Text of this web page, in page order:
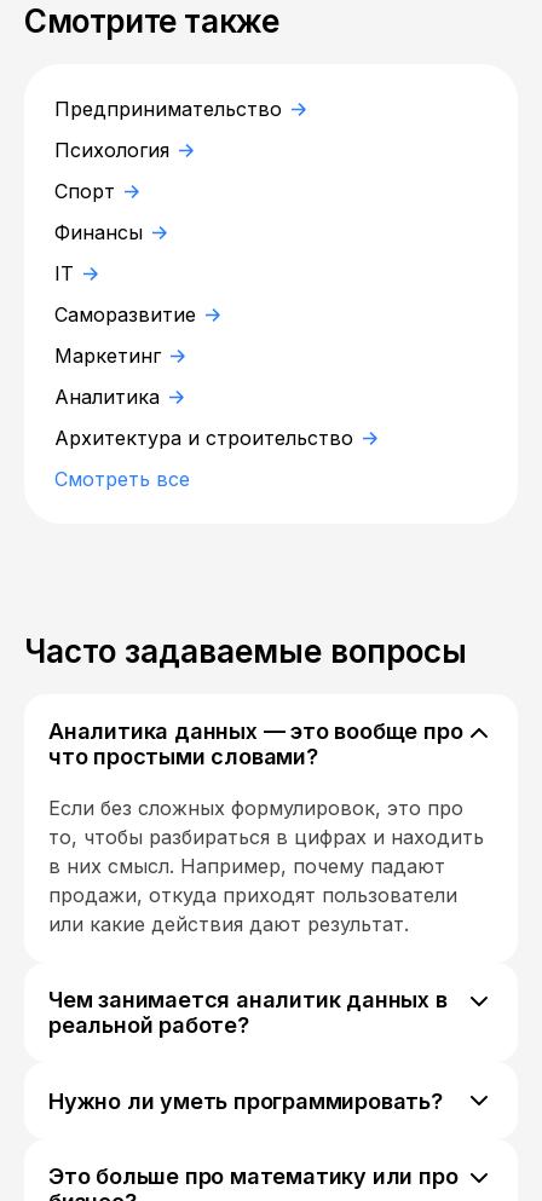
Смотрите также
Предпринимательство
Психология
Спорт
Финансы
IT
Саморазвитие
Маркетинг
Аналитика
Архитектура и строительство
Смотреть все
Часто задаваемые вопросы
Аналитика данных — это вообще про
что простыми словами?
Если без сложных формулировок, это про
то, чтобы разбираться в цифрах и находить
в них смысл. Например, почему падают
продажи, откуда приходят пользователи
или какие действия дают результат.
Чем занимается аналитик данных в
реальной работе?
порядок, ищет закономерности и уже на
результат оформляется в виде отчётов или
Нужно ли уметь программировать?
многое зависит от задач. Иногда
Это больше про математику или про